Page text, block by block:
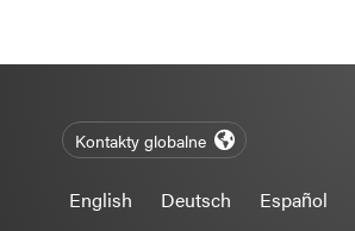
Kontakty globalne
English Deutsch Español